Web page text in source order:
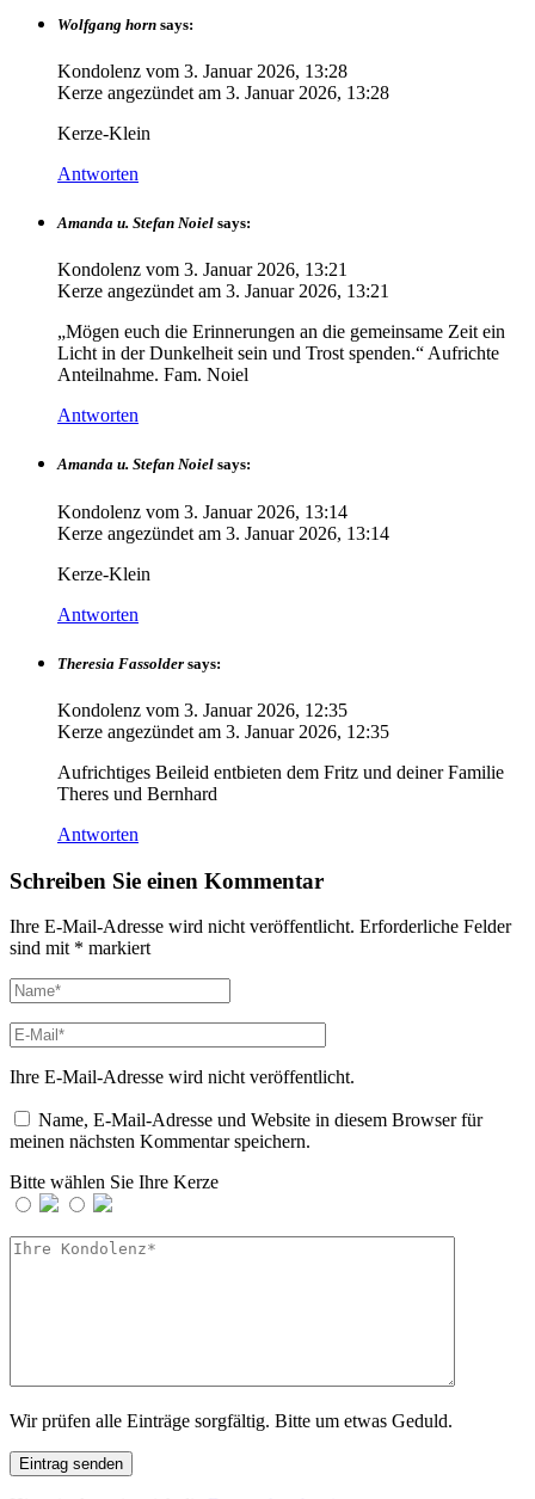
Wolfgang horn says:
Kondolenz vom 3. Januar 2026, 13:28
Kerze angezündet am 3. Januar 2026, 13:28
Kerze-Klein
Antworten
Amanda u. Stefan Noiel says:
Kondolenz vom 3. Januar 2026, 13:21
Kerze angezündet am 3. Januar 2026, 13:21
„Mögen euch die Erinnerungen an die gemeinsame Zeit ein
Licht in der Dunkelheit sein und Trost spenden.“ Aufrichte
Anteilnahme. Fam. Noiel
Antworten
Amanda u. Stefan Noiel says:
Kondolenz vom 3. Januar 2026, 13:14
Kerze angezündet am 3. Januar 2026, 13:14
Kerze-Klein
Antworten
Theresia Fassolder says:
Kondolenz vom 3. Januar 2026, 12:35
Kerze angezündet am 3. Januar 2026, 12:35
Aufrichtiges Beileid entbieten dem Fritz und deiner Familie
Theres und Bernhard
Antworten
Schreiben Sie einen Kommentar
Ihre E-Mail-Adresse wird nicht veröffentlicht. Erforderliche Felder
sind mit * markiert
Ihre E-Mail-Adresse wird nicht veröffentlicht.
Name, E-Mail-Adresse und Website in diesem Browser für
meinen nächsten Kommentar speichern.
Bitte wählen Sie Ihre Kerze
Wir prüfen alle Einträge sorgfältig. Bitte um etwas Geduld.